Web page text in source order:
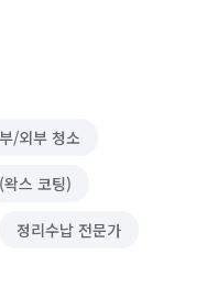
/외부 청소
스 코팅)
정리수납 전문가